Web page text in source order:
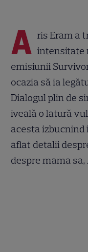
A ris Eram a
intensitate
emisiunii
ocazia să ia
Dialogul plin de
iveală o latură
acesta izbucnind
aflat detalii
despre mama sa,